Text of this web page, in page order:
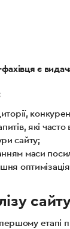
є
які
сайту;
маси
етапі